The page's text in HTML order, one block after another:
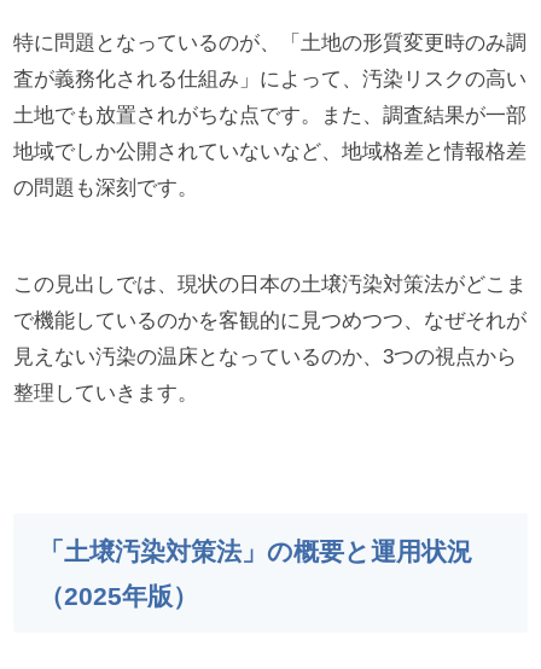
特に問題となっているのが、「土地の形質変更時のみ調
査が義務化される仕組み」によって、汚染リスクの高い
土地でも放置されがちな点です。また、調査結果が一部
地域でしか公開されていないなど、地域格差と情報格差
の問題も深刻です。
この見出しでは、現状の日本の土壌汚染対策法がどこま
で機能しているのかを客観的に見つめつつ、なぜそれが
見えない汚染の温床となっているのか、3つの視点から
整理していきます。
「土壌汚染対策法」の概要と運用状況
（2025年版）